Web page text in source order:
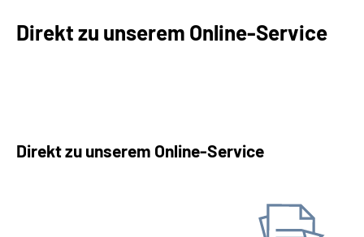
Karriere
Über Uns
Direkt zu unserem Online-Service
Direkt zu unserem Online-Service